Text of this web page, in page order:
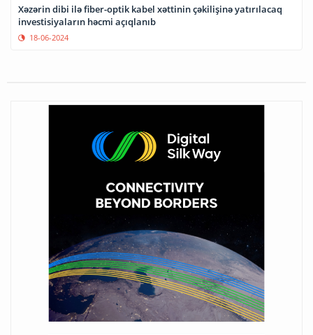
Xəzərin dibi ilə fiber-optik kabel xəttinin çəkilişinə yatırılacaq
investisiyaların həcmi açıqlanıb
18-06-2024